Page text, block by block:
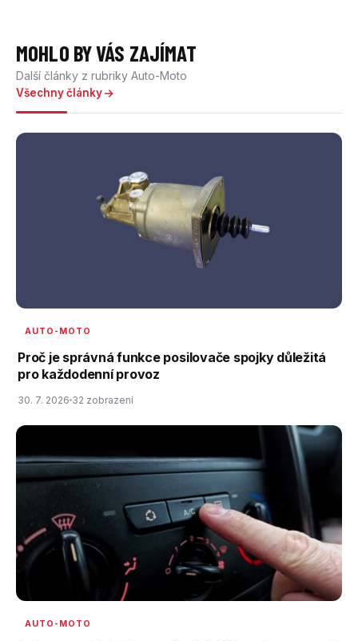
MOHLO BY VÁS ZAJÍMAT
Další články z rubriky Auto-Moto
Všechny články
AUTO-MOTO
Proč je správná funkce posilovače spojky důležitá
pro každodenní provoz
30. 7. 2026 32 zobrazení
AUTO-MOTO